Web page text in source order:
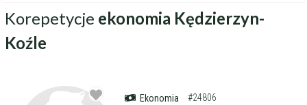
Korepetycje ekonomia Kędzierzyn-
Koźle
Ekonomia #24806